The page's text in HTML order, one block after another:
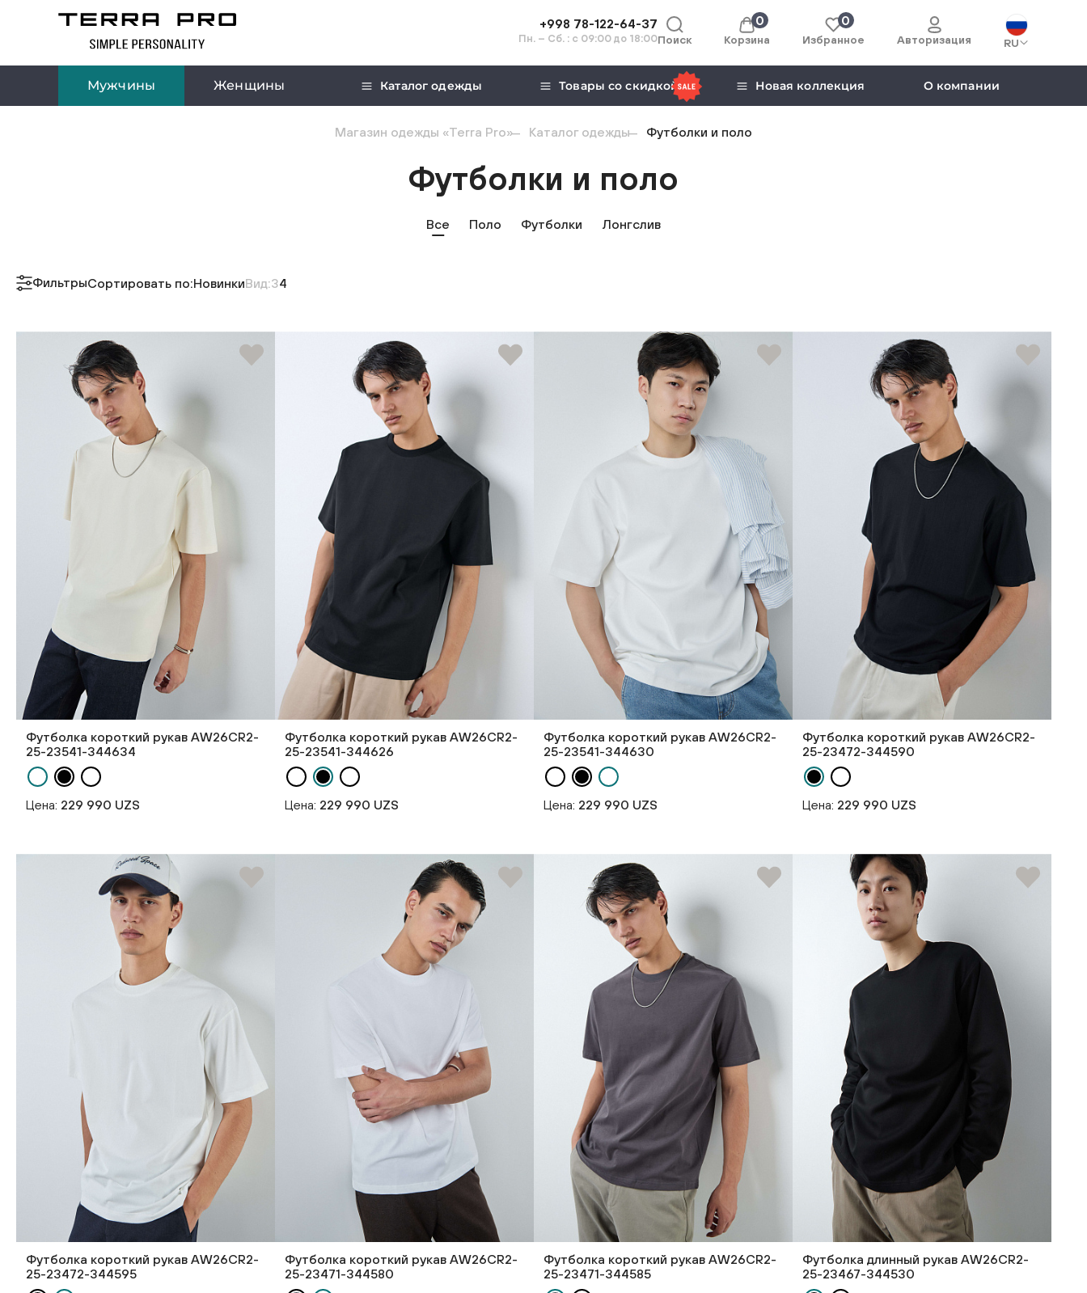
+998 78-122-64-37
Пн. – Сб. : с 09:00 до 18:00Поиск Корзина
0 0
Избранное Авторизация RU
Мужчины Женщины Каталог одежды Товары со скидкой Новая коллекция О компании
Магазин одежды «Terra Pro» Каталог одежды Футболки и поло
Футболки и поло
Все Поло Футболки Лонгслив
ФильтрыСортировать по:НовинкиВид:34
Футболка короткий рукав AW26CR2-
25-23541-344634
Цена: 229 990 UZS
Футболка короткий рукав AW26CR2-
25-23541-344626
Цена: 229 990 UZS
Футболка короткий рукав AW26CR2-
25-23541-344630
Цена: 229 990 UZS
Футболка короткий рукав AW26CR2-
25-23472-344590
Цена: 229 990 UZS
Футболка короткий рукав AW26CR2-
25-23472-344595
Футболка короткий рукав AW26CR2-
25-23471-344580
Футболка короткий рукав AW26CR2-
25-23471-344585
Футболка длинный рукав AW26CR2-
25-23467-344530